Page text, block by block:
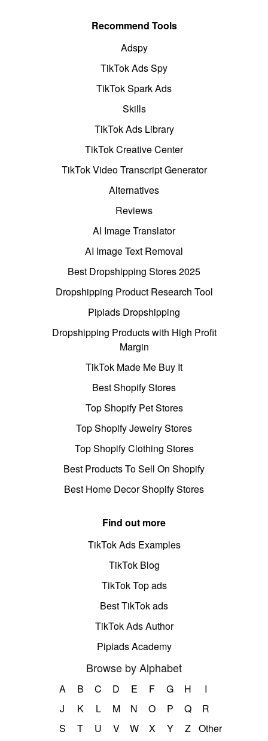
Recommend Tools
Adspy
TikTok Ads Spy
TikTok Spark Ads
Skills
TikTok Ads Library
TikTok Creative Center
TikTok Video Transcript Generator
Alternatives
Reviews
AI Image Translator
AI Image Text Removal
Best Dropshipping Stores 2025
Dropshipping Product Research Tool
Pipiads Dropshipping
Dropshipping Products with High Profit
Margin
TikTok Made Me Buy It
Best Shopify Stores
Top Shopify Pet Stores
Top Shopify Jewelry Stores
Top Shopify Clothing Stores
Best Products To Sell On Shopify
Best Home Decor Shopify Stores
Find out more
TikTok Ads Examples
TikTok Blog
TikTok Top ads
Best TikTok ads
TikTok Ads Author
Pipiads Academy
Browse by Alphabet
A B C D E F G H
I
J
K L M N O P Q
R
S
T U V W X Y Z Other